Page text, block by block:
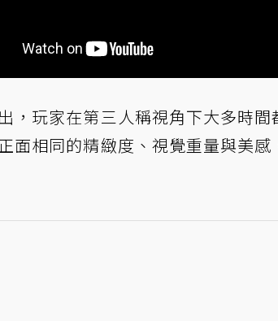
，玩家在第三人稱視角下大多時
面相同的精緻度、視覺重量與美